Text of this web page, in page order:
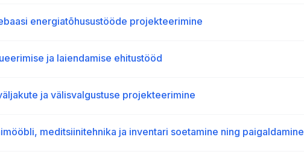
energiatõhusustööde projekteerimine
ja laiendamise ehitustööd
ja välisvalgustuse projekteerimine
meditsiinitehnika ja inventari soetamine ning paigaldamine